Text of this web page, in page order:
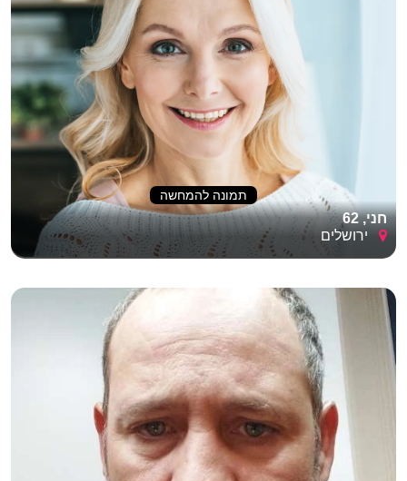
תמונה להמחשה
חני, 62
ירושלים